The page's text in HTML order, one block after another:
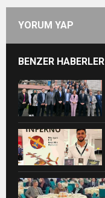
YORUM YAP
BENZER HABERLER